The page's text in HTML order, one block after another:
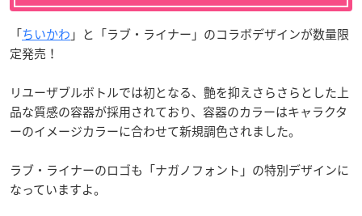
「ちいかわ 」と「ラブ・ライナー」のコラボデザインが数量限
定発売！
リユーザブルボトルでは初となる、艶を抑えさらさらとした上
品な質感の容器が採用されており、容器のカラーはキャラクタ
ーのイメージカラーに合わせて新規調色されました。
ラブ・ライナーのロゴも「ナガノフォント」の特別デザインに
なっていますよ。